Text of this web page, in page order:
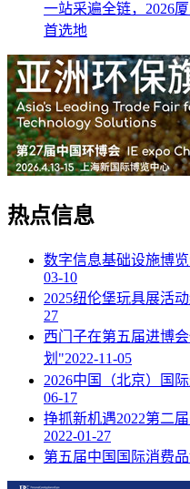
一站采遍全链，2026
首选地
热点信息
数字信息基础设施博
03-10
2025纽伦堡玩具展活
27
西门子在第五届进博
划"2022-11-05
2026中国（北京）国
06-17
挣抓新机遇2022第二
2022-01-27
第五届中国国际消费